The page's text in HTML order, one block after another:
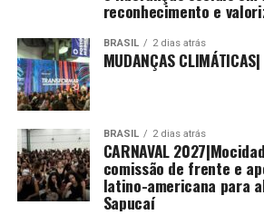
reconhecimento e
BRASIL 2 dias atrás
MUDANÇAS CLIMÁTICAS|
BRASIL 2 dias atrás
CARNAVAL
comissão de frente e
latino-americana para
Sapucaí